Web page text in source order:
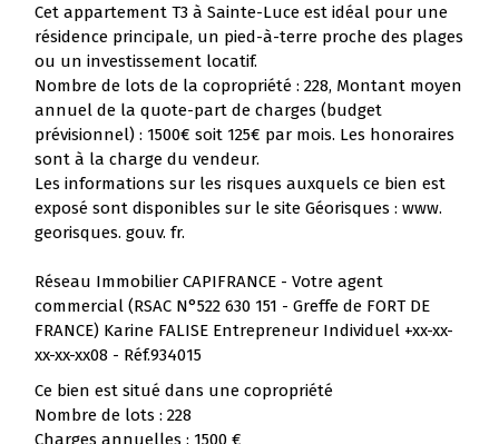
Cet appartement T3 à Sainte-Luce est idéal pour une
résidence principale, un pied-à-terre proche des plages
ou un investissement locatif.
Nombre de lots de la copropriété : 228, Montant moyen
annuel de la quote-part de charges (budget
prévisionnel) : 1500€ soit 125€ par mois. Les honoraires
sont à la charge du vendeur.
Les informations sur les risques auxquels ce bien est
exposé sont disponibles sur le site Géorisques : www.
georisques. gouv. fr.
Réseau Immobilier CAPIFRANCE - Votre agent
commercial (RSAC N°522 630 151 - Greffe de FORT DE
FRANCE) Karine FALISE Entrepreneur Individuel +xx-xx-
xx-xx-xx08 - Réf.934015
Ce bien est situé dans une copropriété
Nombre de lots : 228
Charges annuelles : 1500 €